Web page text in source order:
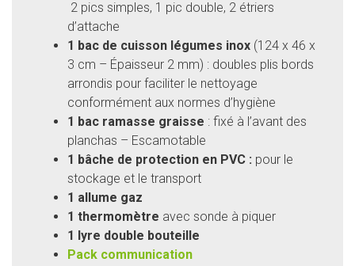
2 pics simples, 1 pic double, 2 étriers
d’attache
1 bac de cuisson légumes inox (124 x 46 x
3 cm – Épaisseur 2 mm) : doubles plis bords
arrondis pour faciliter le nettoyage
conformément aux normes d’hygiène
1 bac ramasse graisse : fixé à l’avant des
planchas – Escamotable
1 bâche de protection en PVC : pour le
stockage et le transport
1 allume gaz
1 thermomètre avec sonde à piquer
1 lyre double bouteille
Pack communication